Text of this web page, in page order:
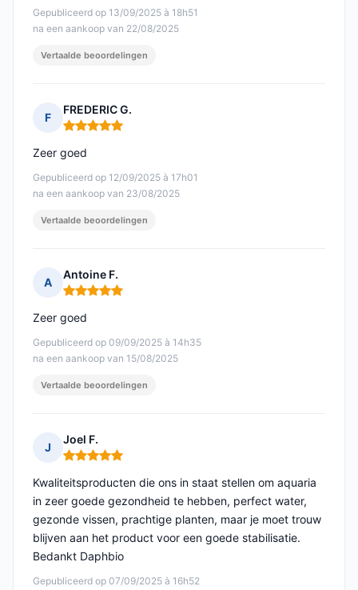
Gepubliceerd op 13/09/2025 à 18h51
na een aankoop van 22/08/2025
Vertaalde beoordelingen
F
FREDERIC G.
Opmerking: 5 van 5
Gepubliceerd op 12/09/2025 à 17h01
na een aankoop van 23/08/2025
Zeer goed
Vertaalde beoordelingen
A
Antoine F.
Opmerking: 5 van 5
Gepubliceerd op 09/09/2025 à 14h35
na een aankoop van 15/08/2025
Zeer goed
Vertaalde beoordelingen
J
Joel F.
Opmerking: 5 van 5
Gepubliceerd op 07/09/2025 à 16h52
Kwaliteitsproducten die ons in staat stellen om aquaria
in zeer goede gezondheid te hebben, perfect water,
gezonde vissen, prachtige planten, maar je moet trouw
blijven aan het product voor een goede stabilisatie.
Bedankt Daphbio